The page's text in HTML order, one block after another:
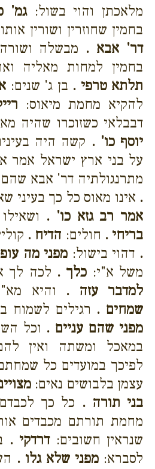
מלאכתן והוי בשול:גמ'
בחמין שחוזרין ושורין
דר' אבא . מבשלה
בחמין למחות מאליה
תלתא טרפי . בן ג' שנים:
להקיא מחמת מיאוס:
דבבלאי כשזוכרו שהיה
יוסף כו' . קשה היה
על בני ארץ ישראל אמר
מתרנגולתיה דר' אבא שהם
. אינו מאוס כל כך בעיני
אמר רב גזא כו' .
בריחי . חולים: הדיח .
. דהוי בישול: מפני מה
משל א"י: כלך . לכה לך
למדבר עזה . והיא
שמחים . רגילים לשמוח
מפני שהם עניים . וכל
במאכל ומשתה ואין
לפיכך במועדים כל
עצמן בלבושים נאים:
בני תורה . כל כך
מחמת תורתם מכבדים
שנראין חשובים:דרדקי .
לסברא:מפני שלא גלו .